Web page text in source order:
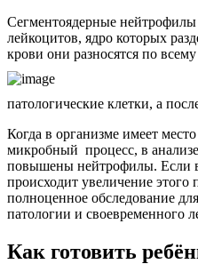
Сегментоядерные нейтрофилы
лейкоцитов, ядро которых
крови они разносятся по
патологические клетки, а
Когда в организме имеет
микробный процесс, в
повышены нейтрофилы. Если в
происходит увеличение этого
полноценное обследование
патологии и своевременного
Как готовить